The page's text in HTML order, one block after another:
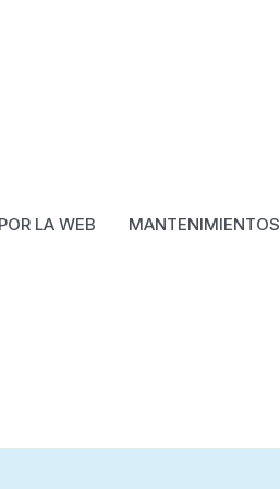
LA WEB MANTENIMIENTOS